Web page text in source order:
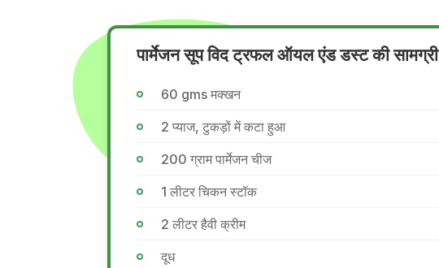
पार्मेजन सूप विद ट्रफल ऑयल एंड डस्ट की सामग्री
60 gms मक्खन
2 प्याज, टुकड़ों में कटा हुआ
200 ग्राम पार्मेजन चीज
1 लीटर चिकन स्टॉक
2 लीटर हैवी क्रीम
दूध